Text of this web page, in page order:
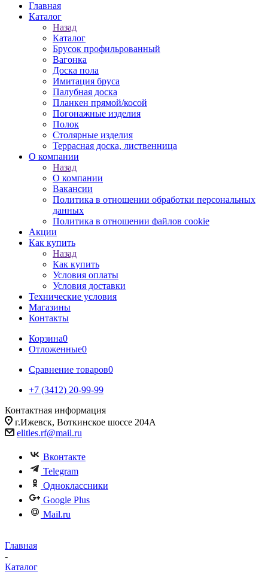
Главная
Каталог
Назад
Каталог
Брусок профильрованный
Вагонка
Доска пола
Имитация бруса
Палубная доска
Планкен прямой/косой
Погонажные изделия
Полок
Столярные изделия
Террасная доска, лиственница
О компании
Назад
О компании
Вакансии
Политика в отношении обработки персональных
данных
Политика в отношении файлов cookie
Акции
Как купить
Назад
Как купить
Условия оплаты
Условия доставки
Технические условия
Магазины
Контакты
Корзина0
Отложенные0
Сравнение товаров0
+7 (3412) 20-99-99
Контактная информация
г.Ижевск, Воткинское шоссе 204А
elitles.rf@mail.ru
Вконтакте
Telegram
Одноклассники
Google Plus
Mail.ru
Главная
-
Каталог